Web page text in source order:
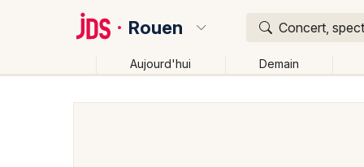
Rouen Concert,
Aujourd'hui Demain